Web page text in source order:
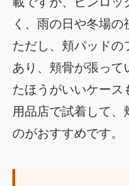
く、雨の日や冬場の
ただし、頬パッドの
あり、頬骨が張って
たほうがいいケース
用品店で試着して、
のがおすすめです。